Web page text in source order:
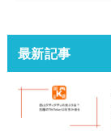
最新記事